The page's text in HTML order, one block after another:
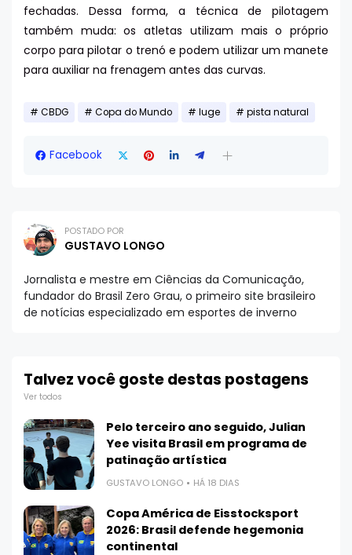
fechadas. Dessa forma, a técnica de pilotagem
também muda: os atletas utilizam mais o próprio
corpo para pilotar o trenó e podem utilizar um manete
para auxiliar na frenagem antes das curvas.
CBDG Copa do Mundo luge pista natural
Facebook
POSTADO POR
GUSTAVO LONGO
Jornalista e mestre em Ciências da Comunicação,
fundador do Brasil Zero Grau, o primeiro site brasileiro
de notícias especializado em esportes de inverno
Talvez você goste destas postagens
Ver todos
Pelo terceiro ano seguido, Julian
Yee visita Brasil em programa de
patinação artística
GUSTAVO LONGO HÁ 18 DIAS
Copa América de Eisstocksport
2026: Brasil defende hegemonia
continental